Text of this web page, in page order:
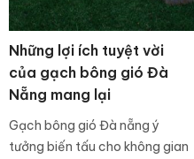
Những lợi ích tuyệt vời
của gạch bông gió Đà
Nẵng mang lại
Gạch bông gió Đà nẵng ý
tưởng biến tấu cho không gian